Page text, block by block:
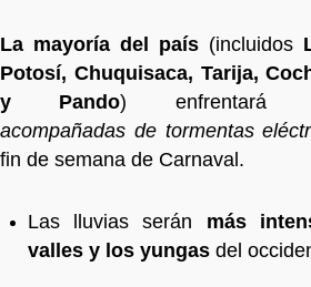
La mayoría del país (incluidos
Potosí, Chuquisaca, Tarija,
y Pando)
acompañadas de tormentas
fin de semana de Carnaval.
Las lluvias serán más
valles y los yungas del